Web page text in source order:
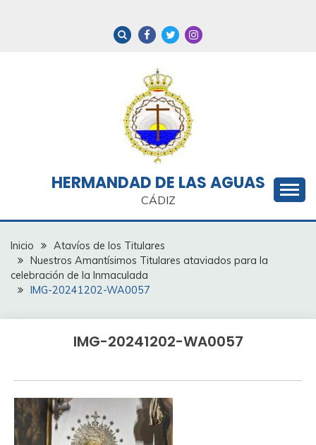
HERMANDAD DE LAS AGUAS
CÁDIZ
Inicio
Atavíos de los Titulares
Nuestros Amantísimos Titulares ataviados para la
celebración de la Inmaculada
IMG-20241202-WA0057
IMG-20241202-WA0057